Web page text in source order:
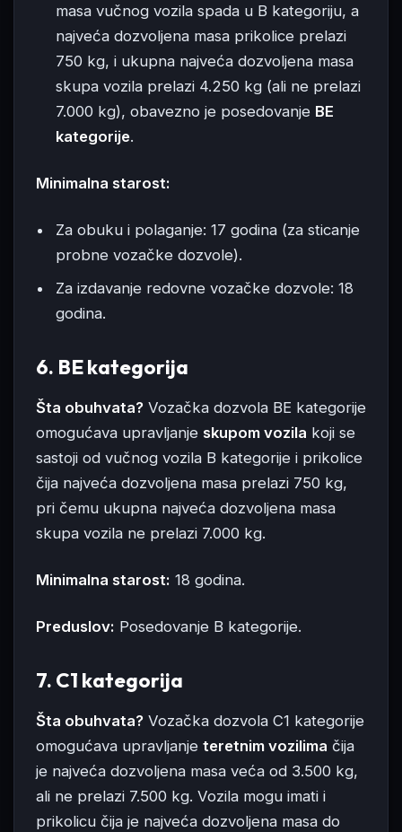
masa vučnog vozila spada u B kategoriju, a
najveća dozvoljena masa prikolice prelazi
750 kg, i ukupna najveća dozvoljena masa
skupa vozila prelazi 4.250 kg (ali ne prelazi
7.000 kg), obavezno je posedovanje BE
kategorije.
Minimalna starost:
Za obuku i polaganje: 17 godina (za sticanje
probne vozačke dozvole).
Za izdavanje redovne vozačke dozvole: 18
godina.
6. BE kategorija
Šta obuhvata? Vozačka dozvola BE kategorije
omogućava upravljanje skupom vozila koji se
sastoji od vučnog vozila B kategorije i prikolice
čija najveća dozvoljena masa prelazi 750 kg,
pri čemu ukupna najveća dozvoljena masa
skupa vozila ne prelazi 7.000 kg.
Minimalna starost: 18 godina.
Preduslov: Posedovanje B kategorije.
7. C1 kategorija
Šta obuhvata? Vozačka dozvola C1 kategorije
omogućava upravljanje teretnim vozilima čija
je najveća dozvoljena masa veća od 3.500 kg,
ali ne prelazi 7.500 kg. Vozila mogu imati i
prikolicu čija je najveća dozvoljena masa do